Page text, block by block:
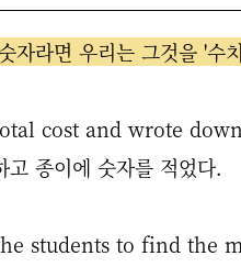
자라면 우리는 그것을 '수
cost and wrote
고 종이에 숫자를 적었다.
students to find the